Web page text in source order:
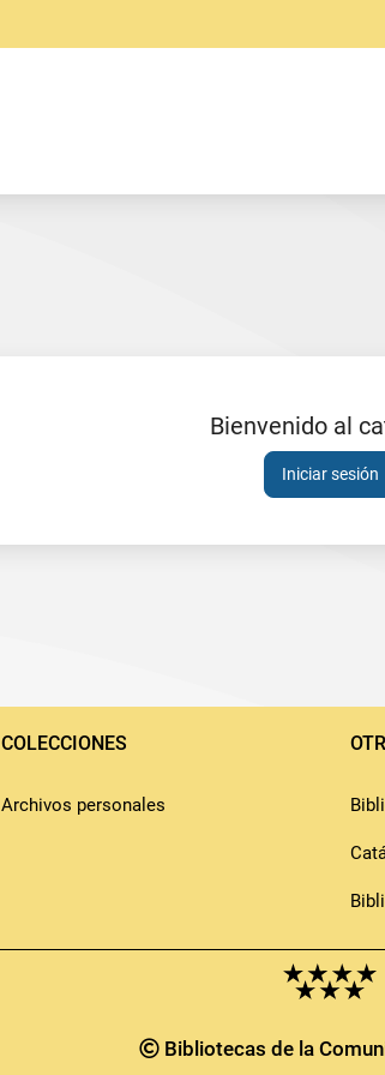
Bienvenido al
Iniciar sesión
COLECCIONES
Archivos personales
Bibliotecas de la